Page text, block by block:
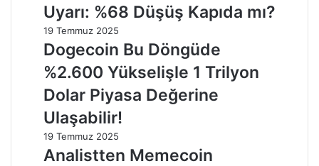
Uyarı: %68 Düşüş Kapıda mı?
19 Temmuz 2025
Dogecoin Bu Döngüde
%2.600 Yükselişle 1 Trilyon
Dolar Piyasa Değerine
Ulaşabilir!
19 Temmuz 2025
Analistten Memecoin